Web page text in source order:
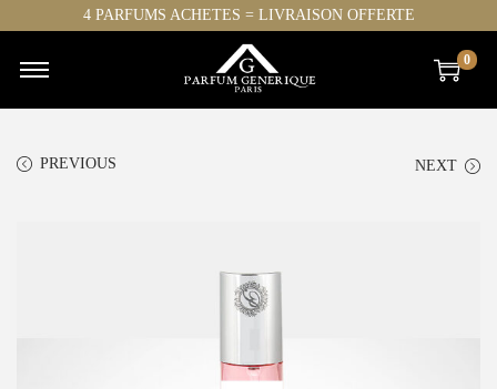
4 PARFUMS ACHETES = LIVRAISON OFFERTE
0
PREVIOUS NEXT